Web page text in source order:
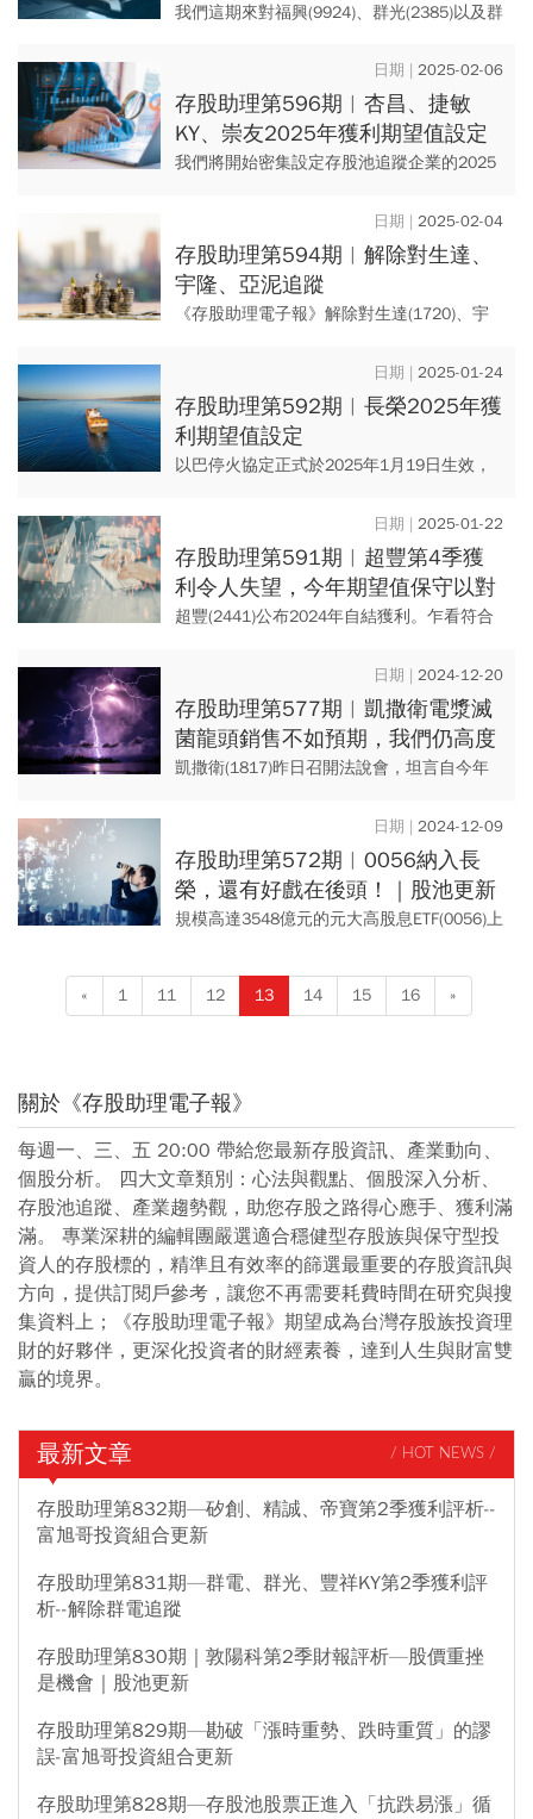
我們這期來對福興(9924)、群光(2385)以及群
望值可當作我們投資的定錨點，作為日後進
行...
2025-02-06
存股助理第596期︱杏昌、捷敏
KY、崇友2025年獲利期望值設定
我們將開始密集設定存股池追蹤企業的2025
是我們對所投資公司2025年獲利的一種「期
望」，期望與最終的...
2025-02-04
存股助理第594期︱解除對生達、
宇隆、亞泥追蹤
《存股助理電子報》解除對生達(1720)、宇
們將集中更多心力，發掘價值型成長股與景
氣循環...
2025-01-24
存股助理第592期︱長榮2025年獲
利期望值設定
以巴停火協定正式於2025年1月19日生效，
外，停止攻擊運行於紅海的商船。紅海復航
恢復在即，我們在這個...
2025-01-22
存股助理第591期︱超豐第4季獲
利令人失望，今年期望值保守以對
超豐(2441)公布2024年自結獲利。乍看符合
相當兇。研判毛利率下滑的原因具有相當恆
常性，因此，我...
2024-12-20
存股助理第577期︱凱撒衛電漿滅
菌龍頭銷售不如預期，我們仍高度
肯定
凱撒衛(1817)昨日召開法說會，坦言自今年
不如預期。但是，《存股助理電子報》依舊
非常肯定公司勤奮不...
2024-12-09
存股助理第572期︱0056納入長
榮，還有好戲在後頭！｜股池更新
規模高達3548億元的元大高股息ETF(0056)上
(2603)被納入。我們研判，除了0056外，仍
有...
« 1 11 12 13 14 15 16 »
關於《存股助理電子報》
每週一、三、五 20:00 帶給您最新存股資訊、產業動向、
個股分析。 四大文章類別：心法與觀點、個股深入分析、
存股池追蹤、產業趨勢觀，助您存股之路得心應手、獲利滿
滿。 專業深耕的編輯團嚴選適合穩健型存股族與保守型投
資人的存股標的，精準且有效率的篩選最重要的存股資訊與
方向，提供訂閱戶參考，讓您不再需要耗費時間在研究與搜
集資料上；《存股助理電子報》期望成為台灣存股族投資理
財的好夥伴，更深化投資者的財經素養，達到人生與財富雙
贏的境界。
最新文章 / HOT NEWS /
存股助理第832期—矽創、精誠、帝寶第2季獲利評析--
富旭哥投資組合更新
存股助理第831期—群電、群光、豐祥KY第2季獲利評
析--解除群電追蹤
存股助理第830期｜敦陽科第2季財報評析—股價重挫
是機會｜股池更新
存股助理第829期—勘破「漲時重勢、跌時重質」的謬
誤-富旭哥投資組合更新
存股助理第828期—存股池股票正進入「抗跌易漲」循